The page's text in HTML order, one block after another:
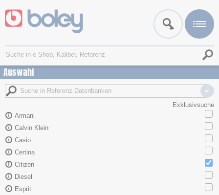
Auswahl
Exklusivsuche
Armani
Calvin Klein
Casio
Certina
Citizen
Diesel
Esprit